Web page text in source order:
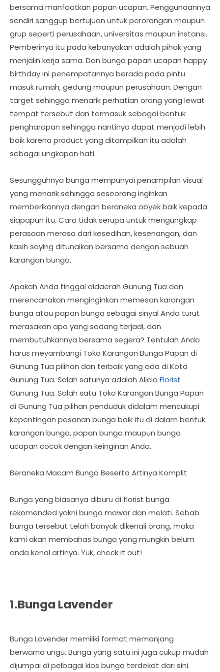
bersama manfaatkan papan ucapan. Penggunaannya
sendiri sanggup bertujuan untuk perorangan maupun
grup seperti perusahaan, universitas maupun instansi.
Pemberinya itu pada kebanyakan adalah pihak yang
menjalin kerja sama. Dan bunga papan ucapan happy
birthday ini penempatannya berada pada pintu
masuk rumah, gedung maupun perusahaan. Dengan
target sehingga menarik perhatian orang yang lewat
tempat tersebut dan termasuk sebagai bentuk
pengharapan sehingga nantinya dapat menjadi lebih
baik karena product yang ditampilkan itu adalah
sebagai ungkapan hati.
Sesungguhnya bunga mempunyai penampilan visual
yang menarik sehingga seseorang inginkan
memberikannya dengan beraneka obyek baik kepada
siapapun itu. Cara tidak serupa untuk mengungkap
perasaan merasa dari kesedihan, kesenangan, dan
kasih saying ditunaikan bersama dengan sebuah
karangan bunga.
Apakah Anda tinggal didaerah Gunung Tua dan
merencanakan menginginkan memesan karangan
bunga atau papan bunga sebagai sinyal Anda turut
merasakan apa yang sedang terjadi, dan
membutuhkannya bersama segera? Tentulah Anda
harus meyambangi Toko Karangan Bunga Papan di
Gunung Tua pilihan dan terbaik yang ada di Kota
Gunung Tua. Salah satunya adalah Alicia Florist
Gunung Tua. Salah satu Toko Karangan Bunga Papan
di Gunung Tua pilihan penduduk didalam mencukupi
kepentingan pesanan bunga baik itu di dalam bentuk
karangan bunga, papan bunga maupun bunga
ucapan cocok dengan keinginan Anda.
Beraneka Macam Bunga Beserta Artinya Komplit
Bunga yang biasanya diburu di florist bunga
rekomended yakni bunga mawar dan melati. Sebab
bunga tersebut telah banyak dikenali orang, maka
kami akan membahas bunga yang mungkin belum
anda kenal artinya. Yuk, check it out!
1.Bunga Lavender
Bunga Lavender memiliki format memanjang
berwarna ungu. Bunga yang satu ini juga cukup mudah
dijumpai di pelbagai kios bunga terdekat dari sini.